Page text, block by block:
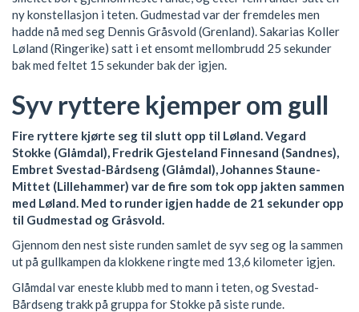
ny konstellasjon i teten. Gudmestad var der fremdeles men
hadde nå med seg Dennis Gråsvold (Grenland). Sakarias Koller
Løland (Ringerike) satt i et ensomt mellombrudd 25 sekunder
bak med feltet 15 sekunder bak der igjen.
Syv ryttere kjemper om gull
Fire ryttere kjørte seg til slutt opp til Løland. Vegard
Stokke (Glåmdal), Fredrik Gjesteland Finnesand (Sandnes),
Embret Svestad-Bårdseng (Glåmdal), Johannes Staune-
Mittet (Lillehammer) var de fire som tok opp jakten sammen
med Løland. Med to runder igjen hadde de 21 sekunder opp
til Gudmestad og Gråsvold.
Gjennom den nest siste runden samlet de syv seg og la sammen
ut på gullkampen da klokkene ringte med 13,6 kilometer igjen.
Glåmdal var eneste klubb med to mann i teten, og Svestad-
Bårdseng trakk på gruppa for Stokke på siste runde.